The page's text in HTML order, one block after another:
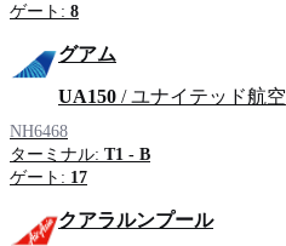
ゲート: 8
グアム
UA150 / ユナイテッド航空
NH6468
ターミナル: T1 - B
ゲート: 17
クアラルンプール